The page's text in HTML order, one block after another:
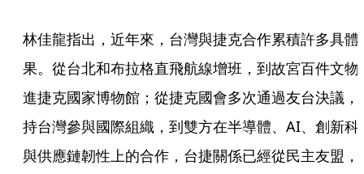
林佳龍指出，近年來，台灣與捷克合作累積許多具體
果。從台北和布拉格直飛航線增班，到故宮百件文物
進捷克國家博物館；從捷克國會多次通過友台決議，
持台灣參與國際組織，到雙方在半導體、AI、創新科
與供應鏈韌性上的合作，台捷關係已經從民主友盟，